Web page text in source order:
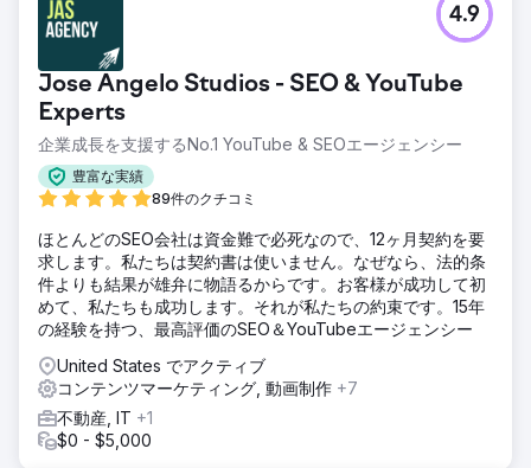
Jose Angelo Studios - SEO & YouTube
Experts
企業成長を支援するNo.1 YouTube & SEOエージェンシー
豊富な実績
89件のクチコミ
4.9
ほとんどのSEO会社は資金難で必死なので、12ヶ月契約を要
求します。私たちは契約書は使いません。なぜなら、法的条
件よりも結果が雄弁に物語るからです。お客様が成功して初
めて、私たちも成功します。それが私たちの約束です。15年
の経験を持つ、最高評価のSEO＆YouTubeエージェンシー
United States でアクティブ
コンテンツマーケティング, 動画制作 +7
不動産, IT +1
$0 - $5,000